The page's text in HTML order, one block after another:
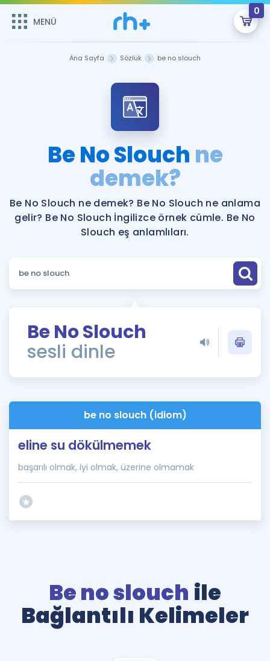
MENÜ
0
Şifremi Hatırlamıyorum
Sepetin Şu An Boş.
Remzi Hoca ile seni sınava hazırlayacak onlarca eğitim seni
bekliyor!
MENÜ
Katılımcı Görüşleri
Faydalı Araçlar
Ücretsiz Kaynaklar
ÖSYM Sınav Takvimi
Kampanyalar
İngilizce Gramer
İngilizce Gramer
Ana Sayfa Sözlük be no slouch
Be No Slouch ne
demek?
Be No Slouch ne demek? Be No Slouch ne anlama
gelir? Be No Slouch İngilizce örnek cümle. Be No
Slouch eş anlamlıları.
Be No Slouch
sesli dinle
be no slouch (idiom)
eline su dökülmemek
başarılı olmak, iyi olmak, üzerine olmamak
Be no slouch ile
Bağlantılı Kelimeler